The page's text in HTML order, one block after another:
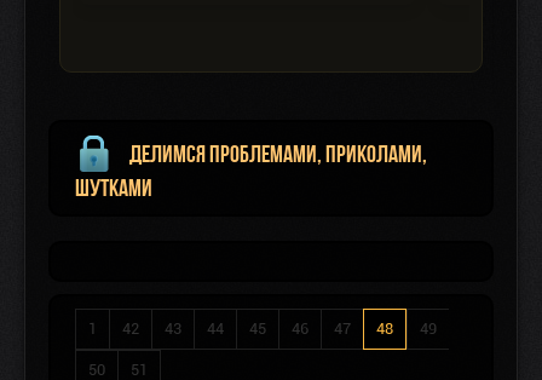
Делимся проблемами, приколами,
шутками
1 42 43 44 45 46 47 48 49
50 51